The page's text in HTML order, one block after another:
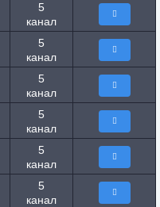
5
канал
5
канал
5
канал
5
канал
5
канал
5
канал